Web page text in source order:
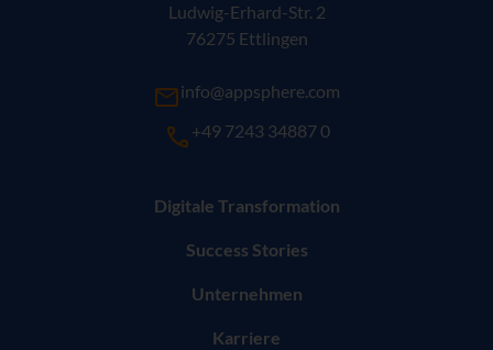
Ludwig-Erhard-Str. 2
76275 Ettlingen
info@appsphere.com
+49 7243 34887 0
Digitale Transformation
Success Stories
Unternehmen
Karriere